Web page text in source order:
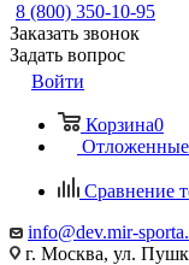
8 (800) 350-10-95
Заказать звонок
Задать вопрос
Войти
Корзина0
Отложенные
Сравнение
info@dev.mir-
г. Москва, ул.